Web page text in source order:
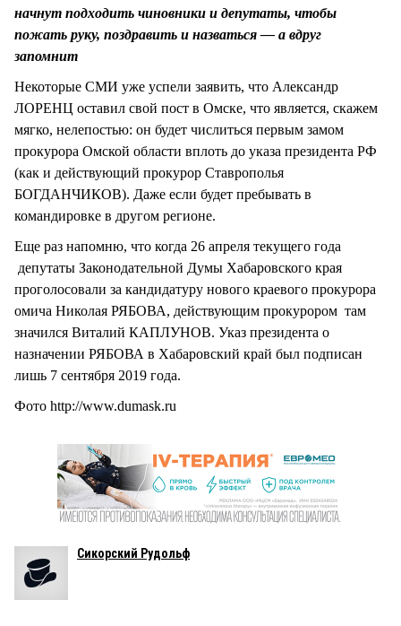
начнут подходить чиновники и депутаты, чтобы
пожать руку, поздравить и назваться — а вдруг
запомнит
Некоторые СМИ уже успели заявить, что Александр
ЛОРЕНЦ оставил свой пост в Омске, что является, скажем
мягко, нелепостью: он будет числиться первым замом
прокурора Омской области вплоть до указа президента РФ
(как и действующий прокурор Ставрополья
БОГДАНЧИКОВ). Даже если будет пребывать в
командировке в другом регионе.
Еще раз напомню, что когда 26 апреля текущего года
депутаты Законодательной Думы Хабаровского края
проголосовали за кандидатуру нового краевого прокурора
омича Николая РЯБОВА, действующим прокурором там
значился Виталий КАПЛУНОВ. Указ президента о
назначении РЯБОВА в Хабаровский край был подписан
лишь 7 сентября 2019 года.
Фото http://www.dumask.ru
Сикорский Рудольф